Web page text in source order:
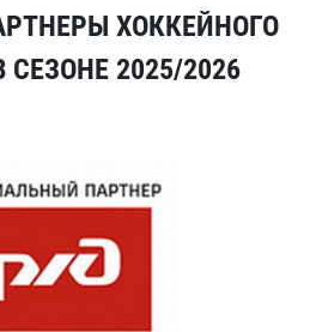
ХОККЕЙНОГО
2025/2026